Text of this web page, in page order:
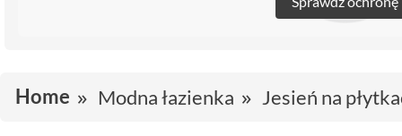
Home Modna łazienka Jesień na